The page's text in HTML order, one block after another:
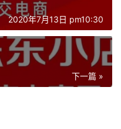
2020年7月13日 pm10:30
下一篇 »